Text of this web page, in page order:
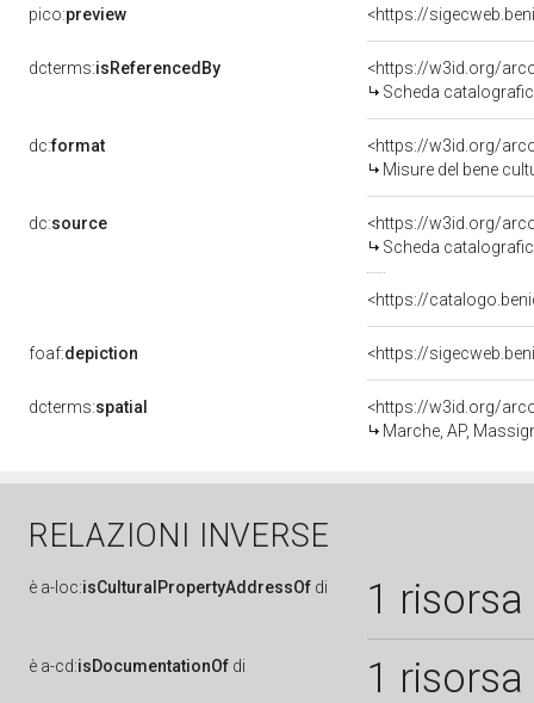
pico:preview <https://
dcterms:isReferencedBy
<https://w3id.org/
Scheda
dc:format
<https://w3id.org/
Misure del bene
dc:source
<https://w3id.org/
Scheda
<https://
foaf:depiction <https://
dcterms:spatial
<https://w3id.org/
Marche, AP,
RELAZIONI INVERSE
è a-loc:isCulturalPropertyAddressOf di 1 risorsa
è a-cd:isDocumentationOf di 1 risorsa